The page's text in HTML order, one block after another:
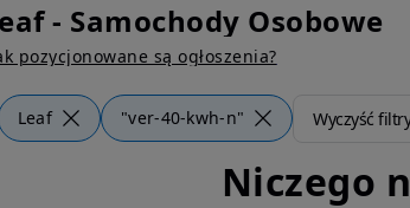
Otomoto News
- Samochody Osobowe
pozycjonowane są ogłoszenia?
Leaf "ver-40-kwh-n" Wyczyść
Niczego